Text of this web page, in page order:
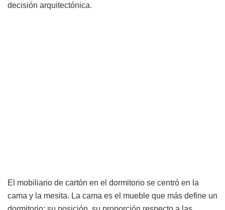
decisión arquitectónica.
El mobiliario de cartón en el dormitorio se centró en la
cama y la mesita. La cama es el mueble que más define un